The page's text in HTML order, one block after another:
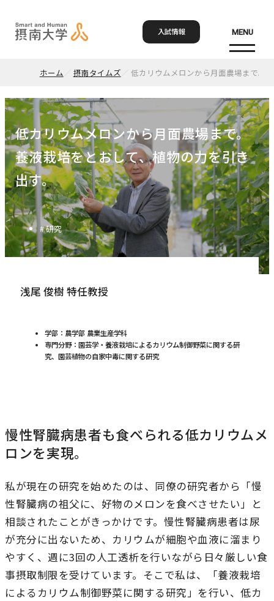
MENU
入試情報
ホーム
大学概要
大学概要トップ
大学紹介
キャンパス・施設紹介
情報公開
刊行物・広報活動
学部・大学院
学部
法学部
経営学部
現代社会学部
理工学部
薬学部
看護学部
農学部
社会連携
学生生活トップ
健康管理
ボランティア
就職実績
就職支援独自プログラム
資格取得サポート
採用ご担当の方へ
在学生の方へ
国際交流
グローバルセンター
留学プログラム
危機管理対応
本学への正規留学生に対する支援
本学への短期留学生に対する支援
海外協定校
ホーム 摂南タイムズ 低カリウムメロンから月面農場まで。
低カリウムメロンから月面農場まで。
養液栽培をとおして、植物の力を引き
出す。
# 研究
浅尾 俊樹 特任教授
学部：農学部 農業生産学科
専門分野：園芸学・養液栽培によるカリウム制御野菜に関する研
究、園芸植物の自家中毒に関する研究
慢性腎臓病患者も食べられる低カリウムメ
ロンを実現。
私が現在の研究を始めたのは、同僚の研究者から「慢
性腎臓病の祖父に、好物のメロンを食べさせたい」と
相談されたことがきっかけです。慢性腎臓病患者は尿
が充分に出ないため、カリウムが細胞や血液に溜まり
やすく、週に3回の人工透析を行いながら日々厳しい食
事摂取制限を受けています。そこで私は、「養液栽培
によるカリウム制御野菜に関する研究」を行い、低カ